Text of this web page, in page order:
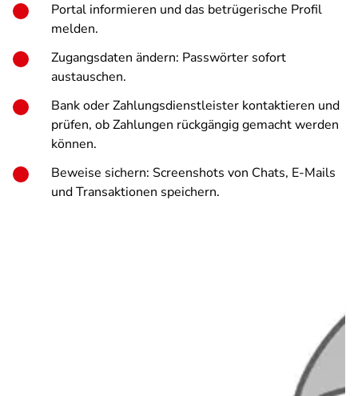
Portal informieren und das betrügerische Profil
melden.
Zugangsdaten ändern: Passwörter sofort
austauschen.
Bank oder Zahlungsdienstleister kontaktieren und
prüfen, ob Zahlungen rückgängig gemacht werden
können.
Beweise sichern: Screenshots von Chats, E-Mails
und Transaktionen speichern.